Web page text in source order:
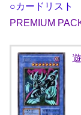
○カードリスト
PREMIUM